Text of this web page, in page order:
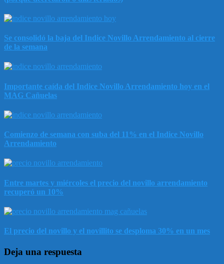
Se consolidó la baja del Indice Novillo Arrendamiento al cierre
de la semana
Importante caída del Indice Novillo Arrendamiento hoy en el
MAG Cañuelas
Comienzo de semana con suba del 11% en el Indice Novillo
Arrendamiento
Entre martes y miércoles el precio del novillo arrendamiento
recuperó un 10%
El precio del novillo y el novillito se desploma 30% en un mes
Deja una respuesta